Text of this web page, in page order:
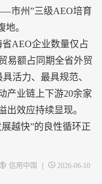
市州”三级AEO培育
。
AEO企业数量仅占
易额占同期全省外贸
活力、最具规范、
产业链上下游20余家
出效应持续显现。
越快”的良性循环正
信用中国 | 2026-06-10